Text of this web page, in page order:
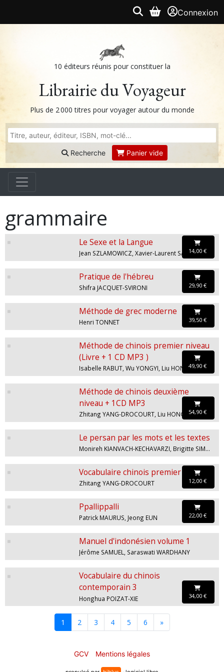
Connexion
10 éditeurs réunis pour constituer la
Librairie du Voyageur
Plus de 2 000 titres pour voyager autour du monde
Recherche Panier vide
grammaire
Le Sexe et la Langue
Jean SZLAMOWICZ, Xavier-Laurent SALVADOR
14,00 €
Pratique de l'hébreu
Shifra JACQUET-SVIRONI 29,90 €
Méthode de grec moderne
Henri TONNET 39,50 €
Méthode de chinois premier niveau
(Livre + 1 CD MP3 )
Isabelle RABUT, Wu YONGYI, Liu HONG49,90 €
Méthode de chinois deuxième
niveau + 1CD MP3
Zhitang YANG-DROCOURT, Liu HONG, Fan JIANMIN
54,90 €
Le persan par les mots et les textes
Monireh KIANVACH-KECHAVARZI, Brigitte SIMON-HAMIDI
Vocabulaire chinois premier niveau
Zhitang YANG-DROCOURT 12,00 €
Ppallippalli
Patrick MAURUS, Jeong EUN 22,00 €
Manuel d'indonésien volume 1
Jérôme SAMUEL, Saraswati WARDHANY
Vocabulaire du chinois
contemporain 3
Honghua POIZAT-XIE 34,00 €
1 2 3 4 5 6 »
GCV Mentions légales